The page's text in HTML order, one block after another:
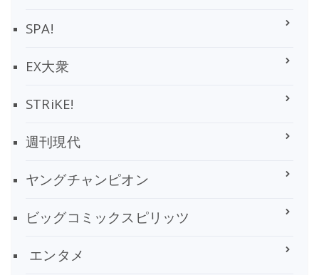
SPA!
EX大衆
STRiKE!
週刊現代
ヤングチャンピオン
ビッグコミックスピリッツ
エンタメ